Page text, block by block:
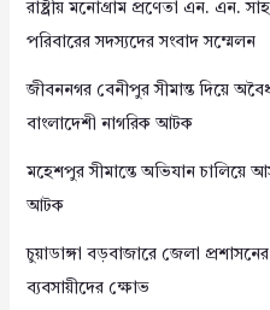
রাষ্ট্রীয় মনোগ্রাম প্রণেতা এন. এন.
পরিবারের সদস্যদের সংবাদ সম্মেলন
জীবননগর বেনীপুর সীমান্ত দিয়ে
বাংলাদেশী নাগরিক আটক
মহেশপুর সীমান্তে অভিযান চালিয়ে
আটক
চুয়াডাঙ্গা বড়বাজারে জেলা
ব্যবসায়ীদের ক্ষোভ